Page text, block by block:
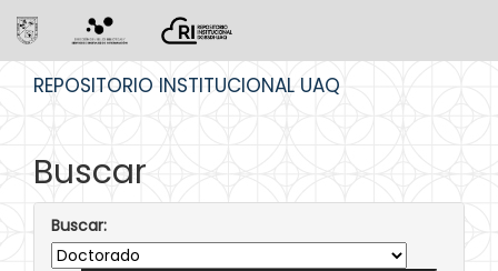
REPOSITORIO INSTITUCIONAL UAQ
Buscar
Buscar: